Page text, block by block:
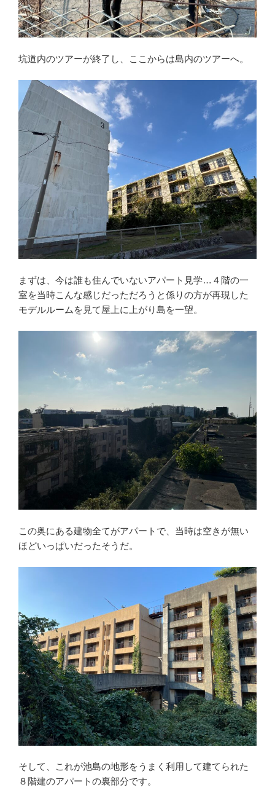
坑道内のツアーが終了し、ここからは島内のツアーへ。
まずは、今は誰も住んでいないアパート見学…４階の一
室を当時こんな感じだっただろうと係りの方が再現した
モデルルームを見て屋上に上がり島を一望。
この奥にある建物全てがアパートで、当時は空きが無い
ほどいっぱいだったそうだ。
そして、これが池島の地形をうまく利用して建てられた
８階建のアパートの裏部分です。